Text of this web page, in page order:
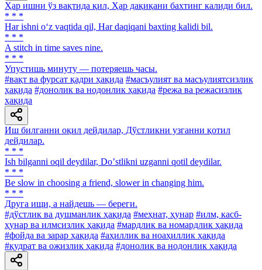
Ҳар ишни ўз вақтида қил, Ҳар дақиқани бахтинг калиди бил.
* * *
Har ishni o‘z vaqtida qil, Har daqiqani baxting kalidi bil.
* * *
A stitch in time saves nine.
* * *
Упустишь минуту — потеряешь часы.
#вақт ва фурсат қадри ҳақида #масъулият ва масъулиятсизлик
ҳақида #донолик ва нодонлик ҳақида #режа ва режасизлик
ҳақида
Иш билганни оқил дейдилар, Дўстликни узганни қотил
дейдилар.
* * *
Ish bilganni oqil deydilar, Doʼstlikni uzganni qotil deydilar.
* * *
Be slow in choosing a friend, slower in changing him.
* * *
Друга ищи, а найдешь — береги.
#дўстлик ва душманлик ҳақида #меҳнат, ҳунар #илм, касб-
ҳунар ва илмсизлик ҳақида #мардлик ва номардлик ҳақида
#фойда ва зарар ҳақида #аҳиллик ва ноаҳиллик ҳақида
#қудрат ва ожизлик ҳақида #донолик ва нодонлик ҳақида